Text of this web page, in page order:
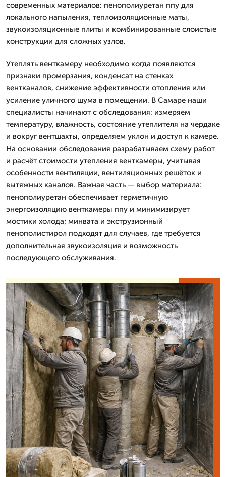
современных материалов: пенополиуретан ппу для
локального напыления, теплоизоляционные маты,
звукоизоляционные плиты и комбинированные слоистые
конструкции для сложных узлов.
Утеплять венткамеру необходимо когда появляются
признаки промерзания, конденсат на стенках
вентканалов, снижение эффективности отопления или
усиление уличного шума в помещении. В Самаре наши
специалисты начинают с обследования: измеряем
температуру, влажность, состояние утеплителя на чердаке
и вокруг вентшахты, определяем уклон и доступ к камере.
На основании обследования разрабатываем схему работ
и расчёт стоимости утепления венткамеры, учитывая
особенности вентиляции, вентиляционных решёток и
вытяжных каналов. Важная часть — выбор материала:
пенополиуретан обеспечивает герметичную
энергоизоляцию венткамеры ппу и минимизирует
мостики холода; минвата и экструзионный
пенополистирол подходят для случаев, где требуется
дополнительная звукоизоляция и возможность
последующего обслуживания.